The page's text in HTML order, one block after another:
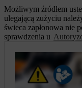
Możliwym źródłem
ulegającą zużyciu
świeca zapłonowa nie
sprawdzenia u